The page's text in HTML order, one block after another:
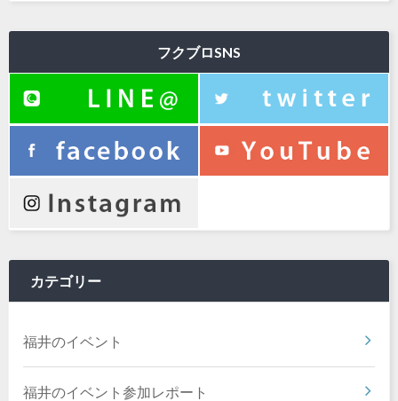
フクブロSNS
カテゴリー
福井のイベント
福井のイベント参加レポート